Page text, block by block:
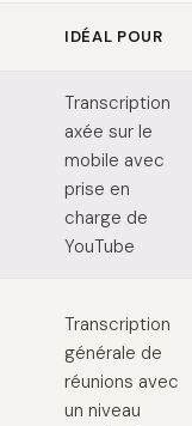
IDÉAL POUR
Transcription
axée sur le
mobile avec
prise en
charge de
YouTube
Transcription
générale de
réunions avec
un niveau